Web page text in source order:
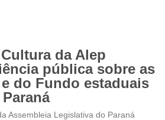
da Alep
pública sobre as
do Fundo estaduais
Assembleia Legislativa do Paraná